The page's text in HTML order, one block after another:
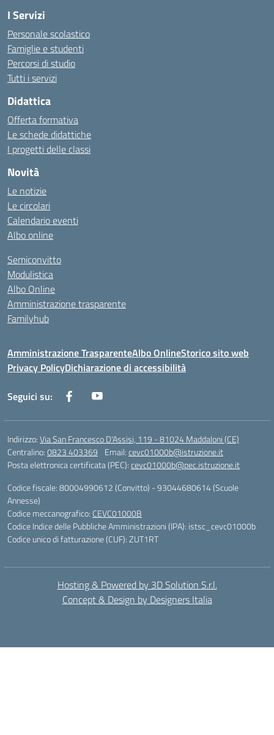
I Servizi
Personale scolastico
Famiglie e studenti
Percorsi di studio
Tutti i servizi
Didattica
Offerta formativa
Le schede didattiche
I progetti delle classi
Novità
Le notizie
Le circolari
Calendario eventi
Albo online
Semiconvitto
Modulistica
Albo Online
Amministrazione trasparente
Familyhub
Amministrazione TrasparenteAlbo OnlineStorico sito web
Privacy PolicyDichiarazione di accessibilità
Seguici su:
Indirizzo:Via San Francesco D'Assisi, 119 - 81024 Maddaloni (CE)
Centralino:0823 403369 Email:cevc01000b@istruzione.it
Posta elettronica certificata (PEC):cevc01000b@pec.istruzione.it
Codice fiscale: 80004990612 (Convitto) - 93044680614 (Scuole
Annesse)
Codice meccanografico: CEVC01000B
Codice Indice delle Pubbliche Amministrazioni (IPA): istsc_cevc01000b
Codice unico di fatturazione (CUF): ZUT1RT
Hosting & Powered by 3D Solution S.r.l.
Concept & Design by Designers Italia